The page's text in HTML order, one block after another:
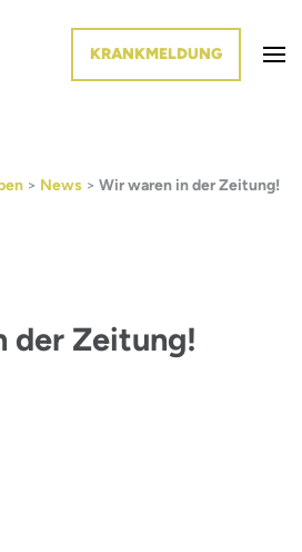
KRANKMELDUNG
> News > Wir waren in der Zeitung!
der Zeitung!